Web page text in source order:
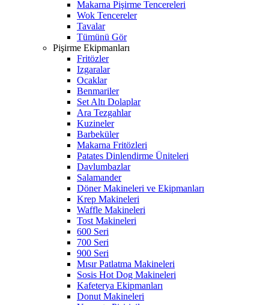
Makarna Pişirme Tencereleri
Wok Tencereler
Tavalar
Tümünü Gör
Pişirme Ekipmanları
Fritözler
Izgaralar
Ocaklar
Benmariler
Set Altı Dolaplar
Ara Tezgahlar
Kuzineler
Barbeküler
Makarna Fritözleri
Patates Dinlendirme Üniteleri
Davlumbazlar
Salamander
Döner Makineleri ve Ekipmanları
Krep Makineleri
Waffle Makineleri
Tost Makineleri
600 Seri
700 Seri
900 Seri
Mısır Patlatma Makineleri
Sosis Hot Dog Makineleri
Kafeterya Ekipmanları
Donut Makineleri